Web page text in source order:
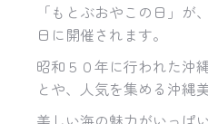
「もとぶおやこの日」が
日に開催されます。
昭和５０年に行われた沖
とや、人気を集める沖縄